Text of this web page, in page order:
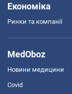
Економіка
Ринки та компанії
MedOboz
Новини медицини
Covid